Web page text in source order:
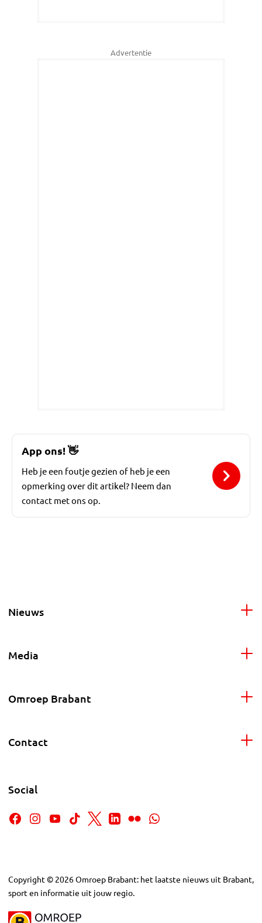
Advertentie
App ons!👋
Heb je een foutje gezien of heb je een
opmerking over dit artikel? Neem dan
contact met ons op.
Nieuws
Media
Omroep Brabant
Contact
Social
Copyright © 2026Omroep Brabant: het laatste nieuws uit Brabant,
sport en informatie uit jouw regio.